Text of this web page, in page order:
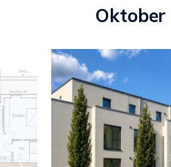
Oktober